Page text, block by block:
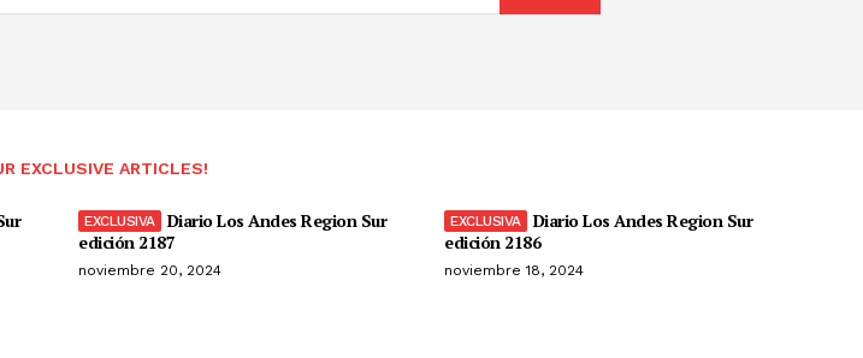
EXCLUSIVE ARTICLES!
Diario Los Andes Region Sur
edición 2187
noviembre 20, 2024
Diario Los Andes Region Sur
edición 2186
noviembre 18, 2024